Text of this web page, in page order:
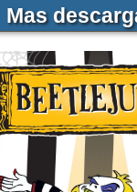
Mas